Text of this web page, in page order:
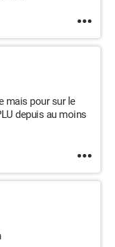
mais pour sur le
depuis au moins